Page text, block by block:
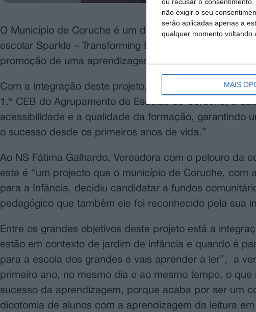
não exigir o seu
serão aplicadas apenas a
qualquer momento voltando
MAIS
O Município de Coruche é um dos quatro em todo o
escolar Sparkle – Transforming Education, que tem
promoção de uma aprendizagem mais eficaz e feliz.
Com a integração deste projeto, nos próximos três
1.º CEB do Agrupamento de Escolas de Coruche, a
acessibilidade e a qualidade da formação, garantindo
o sucesso desde os primeiros anos de vida.”
Ao NS Fátima Galhardo, Vereadora com o pelouro da
este é “um projecto que o município de Coruche, com
para a Infância, decidiu candidatar a fundos
pedagógico que também ele foi reconhecido pela sua
Entre os grandes objetivos deste projeto está a
estão em contexto de jardim de infância e quando é
para a escola dos grandes e vais aprender a ler”, a
primeiro ano, no mesmo dia e ao mesmo tempo, o
sucesso da aprendizagem, porque acaba por ser um
dicotomia de alunos com a aprendizagem da leitura